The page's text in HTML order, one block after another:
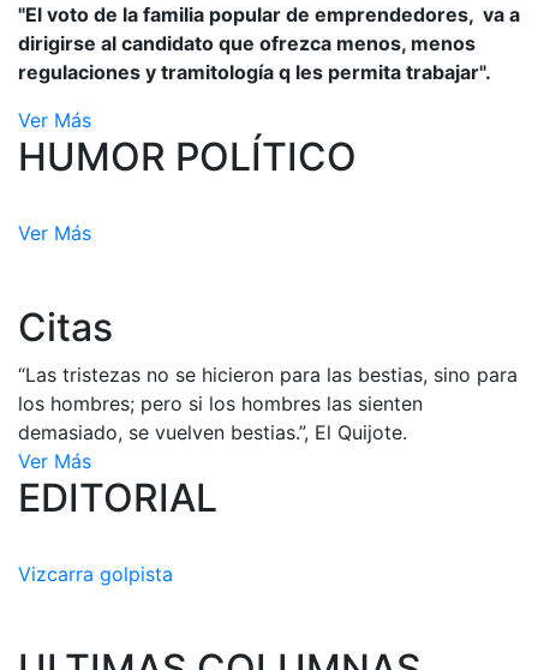
"El voto de la familia popular de emprendedores, va a
dirigirse al candidato que ofrezca menos, menos
regulaciones y tramitología q les permita trabajar".
Ver Más
HUMOR POLÍTICO
Ver Más
Citas
“Las tristezas no se hicieron para las bestias, sino para
los hombres; pero si los hombres las sienten
demasiado, se vuelven bestias.”, El Quijote.
Ver Más
EDITORIAL
Vizcarra golpista